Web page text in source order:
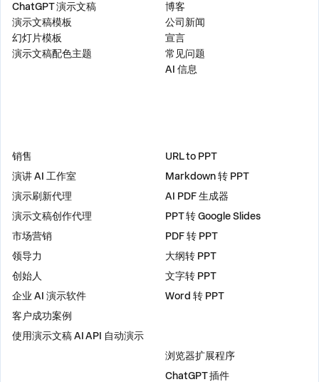
ChatGPT 演示文稿
演示文稿模板
幻灯片模板
演示文稿配色主题
博客
公司新闻
宣言
常见问题
AI 信息
销售
演讲 AI 工作室
演示刷新代理
演示文稿创作代理
市场营销
领导力
创始人
企业 AI 演示软件
客户成功案例
使用演示文稿 AI API 自动演示
URL to PPT
Markdown 转 PPT
AI PDF 生成器
PPT 转 Google Slides
PDF 转 PPT
大纲转 PPT
文字转 PPT
Word 转 PPT
浏览器扩展程序
ChatGPT 插件